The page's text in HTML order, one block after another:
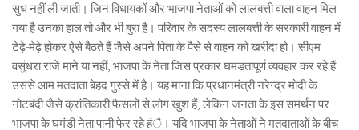
सुध नहीं ली जाती। जिन विधायकों और भाजपा नेताओं को लालबत्ती वाला वाहन मिल
गया है उनका हाल तो और भी बुरा है। परिवार के सदस्य लालबत्ती के सरकारी वाहन में
टेढ़े-मेढ़े होकर ऐसे बैठते हैं जैसे अपने पिता के पैसे से वाहन को खरीदा हो। सीएम
वसुंधरा राजे माने या नहीं, भाजपा के नेता जिस प्रकार घमंडतापूर्ण व्यवहार कर रहे हैं
उससे आम मतदाता बेहद गुस्से में है। यह माना कि प्रधानमंत्री नरेन्द्र मोदी के
नोटबंदी जैसे क्रांतिकारी फैसलों से लोग खुश हैं, लेकिन जनता के इस समर्थन पर
भाजपा के घमंडी नेता पानी फेर रहे हंै। यदि भाजपा के नेताओं ने मतदाताओं के बीच